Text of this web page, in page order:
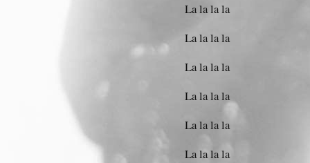
La la la la
La la la la
La la la la
La la la la
La la la la
La la la la